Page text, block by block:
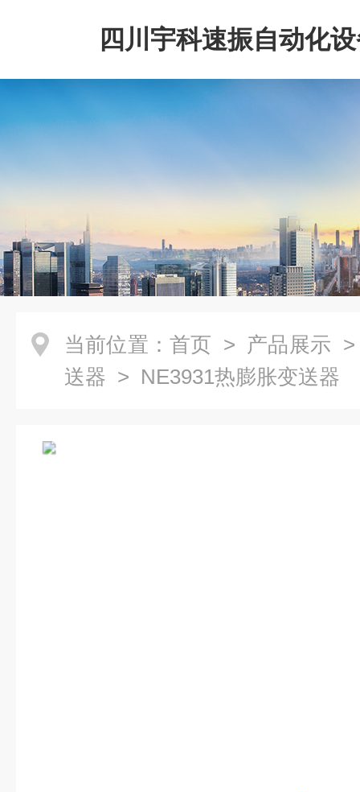
四川宇科速振自动化
公司
当前位置： 首页 > 产品展示
送器 > NE3931热膨胀变送器